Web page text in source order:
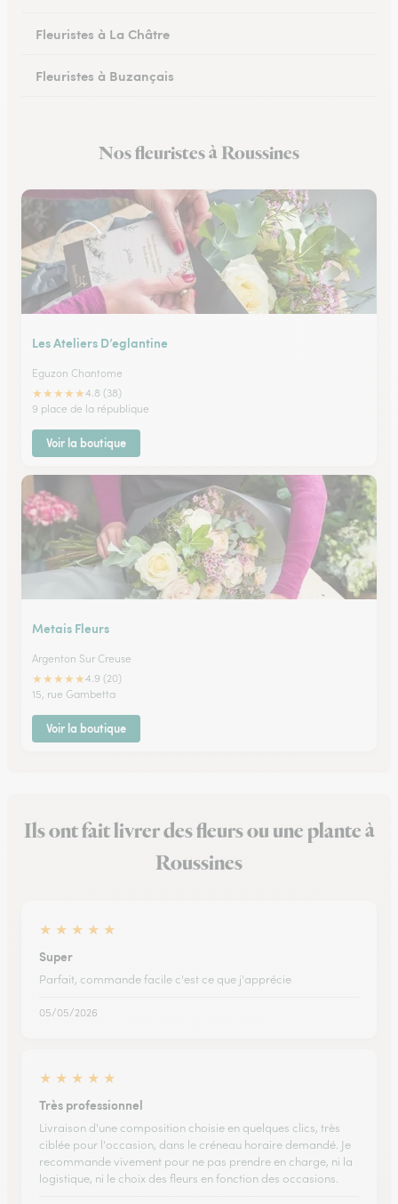
Fleuristes à La Châtre
Fleuristes à Buzançais
Nos fleuristes à Roussines
Les Ateliers D’eglantine
Eguzon Chantome
★★★★★4.8 (38)
9 place de la république
Voir la boutique
Metais Fleurs
Argenton Sur Creuse
★★★★★4.9 (20)
15, rue Gambetta
Voir la boutique
Ils ont fait livrer des fleurs ou une plante à
Roussines
★ ★ ★ ★ ★
Super
Parfait, commande facile c'est ce que j'apprécie
05/05/2026
★ ★ ★ ★ ★
Très professionnel
Livraison d'une composition choisie en quelques clics, très
ciblée pour l'occasion, dans le créneau horaire demandé. Je
recommande vivement pour ne pas prendre en charge, ni la
logistique, ni le choix des fleurs en fonction des occasions.